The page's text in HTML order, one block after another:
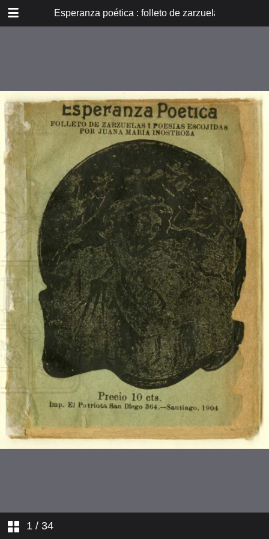
Esperanza poética : folleto de zarzuelas i poesías
1 / 34
DOWNLOAD
Los carboneros
Delirios [para quien yo se...]
¡Frenesí!... [para el álbum de la
Sta. Blanca Rosa V.]
La poupé
Delirios de un loco [para ella...]
Pasión ardiente
Carta de una niña a un joven
Carta de amor: un joven para una
niña
¡Quejas de un alma...!
Deseo
Gran contrapunto entre un huaso i
un futre
Correrías de placer i orjía
perjudicial conquistas e increible
Índice